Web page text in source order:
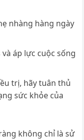
nhàng hàng ngày
áp lực cuộc sống
trị, hãy tuân thủ
sức khỏe của
không chỉ là sử